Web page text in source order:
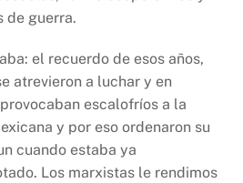
de guerra.
el recuerdo de esos años,
atrevieron a luchar y en
escalofríos a la
y por eso ordenaron su
cuando estaba ya
Los marxistas le rendimos